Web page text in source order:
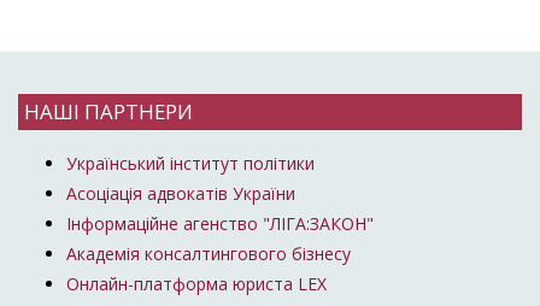
НАШІ ПАРТНЕРИ
Український інститут політики
Асоціація адвокатів України
Інформаційне агенство "ЛІГА:ЗАКОН"
Академія консалтингового бізнесу
Онлайн-платформа юриста LEX